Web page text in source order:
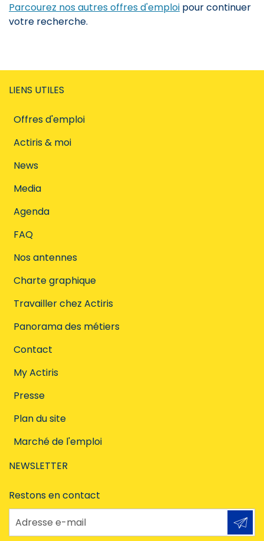
Parcourez nos autres offres d'emploi pour continuer
votre recherche.
LIENS UTILES
Offres d'emploi
Actiris & moi
News
Media
Agenda
FAQ
Nos antennes
Charte graphique
Travailler chez Actiris
Panorama des métiers
Contact
My Actiris
Presse
Plan du site
Marché de l'emploi
NEWSLETTER
Restons en contact
Adresse e-mail